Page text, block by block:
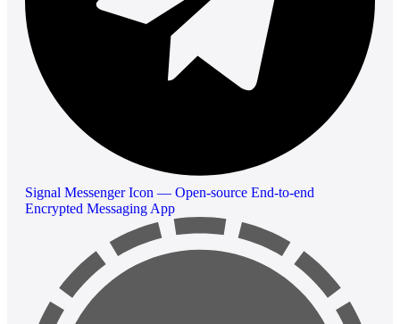
Signal Messenger Icon — Open-source End-to-end
Encrypted Messaging App